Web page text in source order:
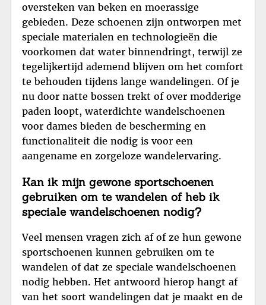
oversteken van beken en moerassige
gebieden. Deze schoenen zijn ontworpen met
speciale materialen en technologieën die
voorkomen dat water binnendringt, terwijl ze
tegelijkertijd ademend blijven om het comfort
te behouden tijdens lange wandelingen. Of je
nu door natte bossen trekt of over modderige
paden loopt, waterdichte wandelschoenen
voor dames bieden de bescherming en
functionaliteit die nodig is voor een
aangename en zorgeloze wandelervaring.
Kan ik mijn gewone sportschoenen
gebruiken om te wandelen of heb ik
speciale wandelschoenen nodig?
Veel mensen vragen zich af of ze hun gewone
sportschoenen kunnen gebruiken om te
wandelen of dat ze speciale wandelschoenen
nodig hebben. Het antwoord hierop hangt af
van het soort wandelingen dat je maakt en de